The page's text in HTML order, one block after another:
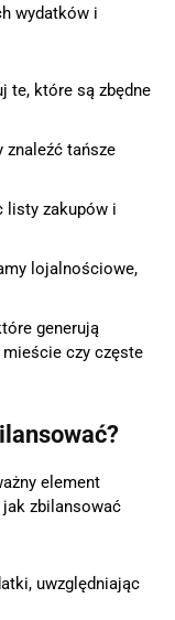
wydatków i
te, które są zbędne
znaleźć tańsze
listy zakupów i
lojalnościowe,
generują
mieście czy częste
element
zbilansować
uwzględniając